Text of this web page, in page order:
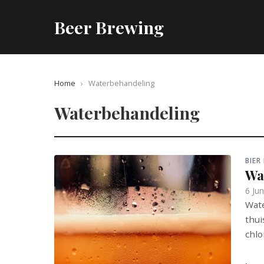
Beer Brewing
Home › Waterbehandeling
Waterbehandeling
BIER
6